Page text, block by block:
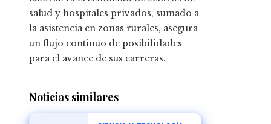
salud y hospitales privados, sumado a
la asistencia en zonas rurales, asegura
un flujo continuo de posibilidades
para el avance de sus carreras.
Noticias similares